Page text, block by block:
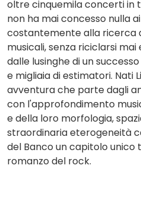
oltre cinquemila concerti in
non ha mai concesso nulla
costantemente alla ricerca
musicali, senza riciclarsi
dalle lusinghe di un
e migliaia di estimatori. Nati
avventura che parte dagli
con l'approfondimento
e della loro morfologia,
straordinaria eterogeneità
del Banco un capitolo unico
romanzo del rock.